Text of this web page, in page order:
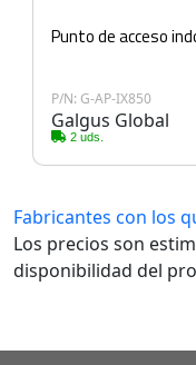
Punto de acceso
P/N: G-AP-IX850
Galgus Global
2 uds.
Fabricantes con los
Los precios son
disponibilidad del